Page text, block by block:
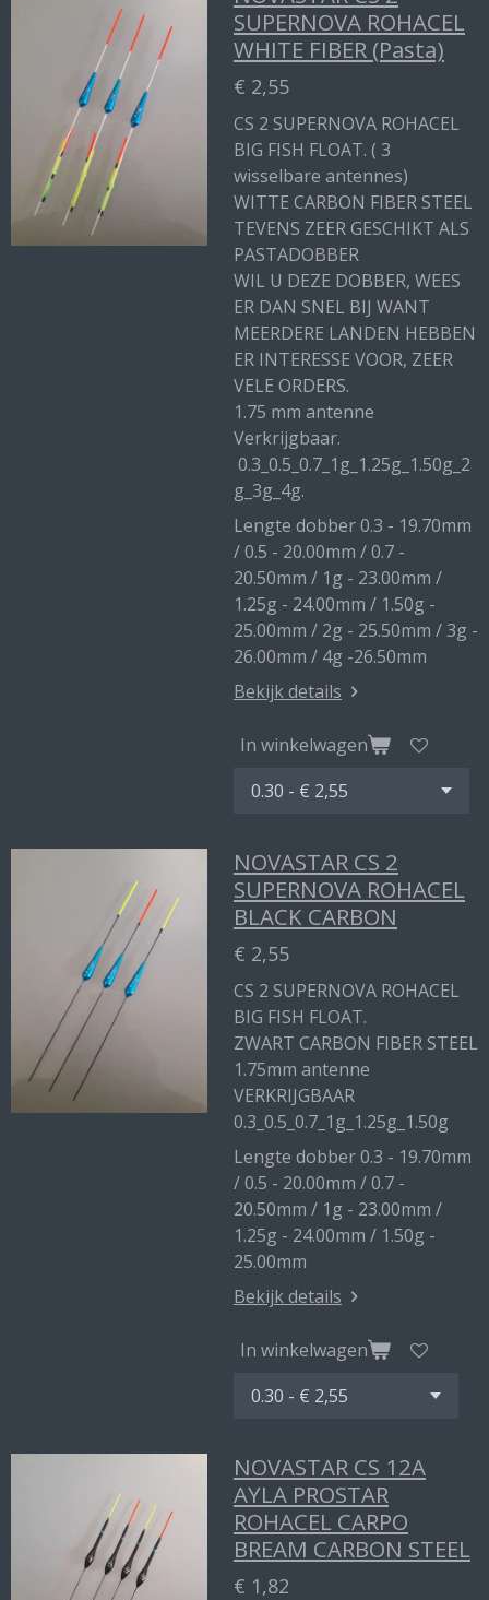
SUPERNOVA ROHACEL
WHITE FIBER (Pasta)
€ 2,55
CS 2 SUPERNOVA ROHACEL
BIG FISH FLOAT. ( 3
wisselbare antennes)
WITTE CARBON FIBER STEEL
TEVENS ZEER GESCHIKT ALS
PASTADOBBER
WIL U DEZE DOBBER, WEES
ER DAN SNEL BIJ WANT
MEERDERE LANDEN HEBBEN
ER INTERESSE VOOR, ZEER
VELE ORDERS.
1.75 mm antenne
Verkrijgbaar.
0.3_0.5_0.7_1g_1.25g_1.50g_2
g_3g_4g.
Lengte dobber 0.3 - 19.70mm
/ 0.5 - 20.00mm / 0.7 -
20.50mm / 1g - 23.00mm /
1.25g - 24.00mm / 1.50g -
25.00mm / 2g - 25.50mm / 3g -
26.00mm / 4g -26.50mm
Bekijk details
In winkelwagen
NOVASTAR CS 2
SUPERNOVA ROHACEL
BLACK CARBON
€ 2,55
CS 2 SUPERNOVA ROHACEL
BIG FISH FLOAT.
ZWART CARBON FIBER STEEL
1.75mm antenne
VERKRIJGBAAR
0.3_0.5_0.7_1g_1.25g_1.50g
Lengte dobber 0.3 - 19.70mm
/ 0.5 - 20.00mm / 0.7 -
20.50mm / 1g - 23.00mm /
1.25g - 24.00mm / 1.50g -
25.00mm
Bekijk details
In winkelwagen
NOVASTAR CS 12A
AYLA PROSTAR
ROHACEL CARPO
BREAM CARBON STEEL
€ 1,82